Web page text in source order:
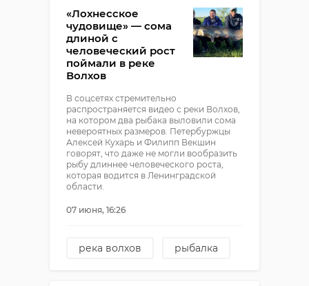
«Лохнесское
чудовище» — сома
длиной с
человеческий рост
поймали в реке
Волхов
В соцсетях стремительно
распространяется видео с реки Волхов,
на котором два рыбака выловили сома
невероятных размеров. Петербуржцы
Алексей Кухарь и Филипп Векшин
говорят, что даже не могли вообразить
рыбу длиннее человеческого роста,
которая водится в Ленинградской
области.
07 июня, 16:26
река волхов
рыбалка